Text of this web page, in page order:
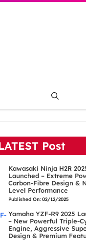
Post
Kawasaki Ninja H2R
Launched – Extreme
Carbon-Fibre Design &
Level Performance
Published On: 02/12/2025
Yamaha YZF-R9 2025
– New Powerful Triple-
Engine, Aggressive
Design & Premium